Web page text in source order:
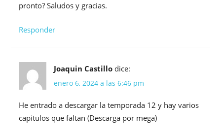
pronto? Saludos y gracias.
Responder
Joaquin Castillo dice:
enero 6, 2024 a las 6:46 pm
He entrado a descargar la temporada 12 y hay varios
capitulos que faltan (Descarga por mega)